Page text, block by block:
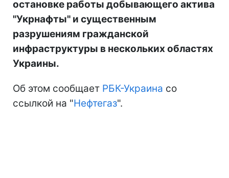
остановке работы добывающего актива
"Укрнафты" и существенным
разрушениям гражданской
инфраструктуры в нескольких областях
Украины.
Об этом сообщает РБК-Украина со
ссылкой на "Нефтегаз".